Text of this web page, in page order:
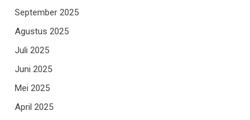
September 2025
Agustus 2025
Juli 2025
Juni 2025
Mei 2025
April 2025